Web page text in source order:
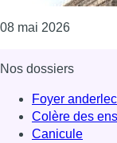
08 mai 2026
Nos dossiers
Foyer
Colère des
Canicule